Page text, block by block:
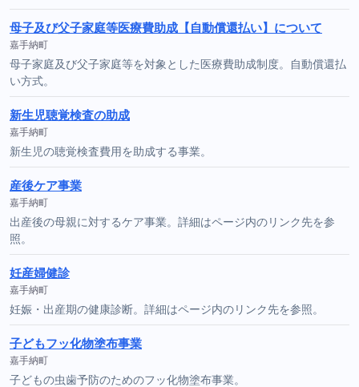
母子及び父子家庭等医療費助成【自動償還払い】について
嘉手納町
母子家庭及び父子家庭等を対象とした医療費助成制度。自動償還払
い方式。
新生児聴覚検査の助成
嘉手納町
新生児の聴覚検査費用を助成する事業。
産後ケア事業
嘉手納町
出産後の母親に対するケア事業。詳細はページ内のリンク先を参
照。
妊産婦健診
嘉手納町
妊娠・出産期の健康診断。詳細はページ内のリンク先を参照。
子どもフッ化物塗布事業
嘉手納町
子どもの虫歯予防のためのフッ化物塗布事業。